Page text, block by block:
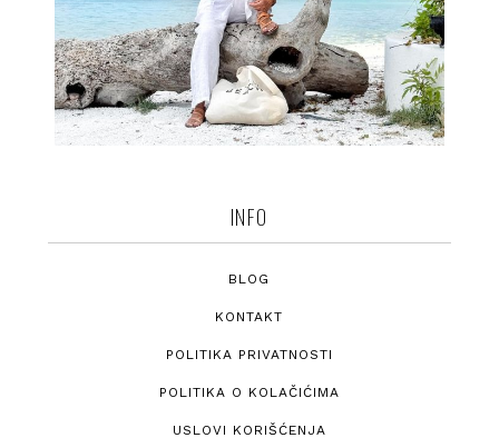
INFO
BLOG
KONTAKT
POLITIKA PRIVATNOSTI
POLITIKA O KOLAČIĆIMA
USLOVI KORIŠĆENJA